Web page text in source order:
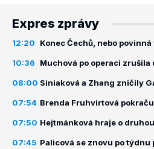
Expres zprávy
12:20 Konec Čechů, nebo
10:36 Muchová po operaci zrušila
08:00 Siniaková a Zhang zničily
07:54 Brenda Fruhvirtová
07:50 Hejtmánková hraje o
07:45 Palicová se znovu po týdnu